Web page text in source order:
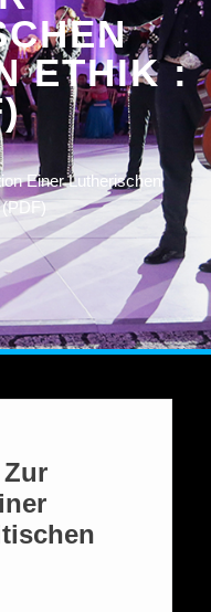
ETHIK :
Einer Lutherischen